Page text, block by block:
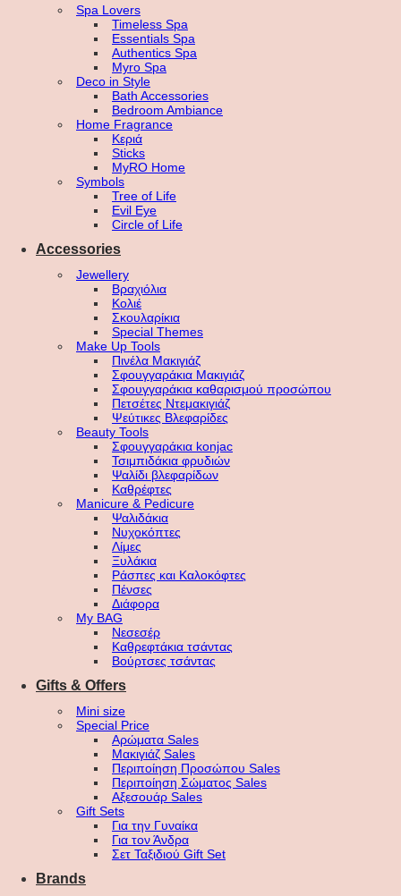
Spa Lovers
Timeless Spa
Essentials Spa
Authentics Spa
Myro Spa
Deco in Style
Bath Accessories
Bedroom Ambiance
Home Fragrance
Κεριά
Sticks
MyRO Home
Symbols
Tree of Life
Evil Eye
Circle of Life
Accessories
Jewellery
Βραχιόλια
Κολιέ
Σκουλαρίκια
Special Themes
Make Up Tools
Πινέλα Μακιγιάζ
Σφουγγαράκια Μακιγιάζ
Σφουγγαράκια καθαρισμού προσώπου
Πετσέτες Ντεμακιγιάζ
Ψεύτικες Βλεφαρίδες
Beauty Tools
Σφουγγαράκια konjac
Τσιμπιδάκια φρυδιών
Ψαλίδι βλεφαρίδων
Καθρέφτες
Manicure & Pedicure
Ψαλιδάκια
Νυχοκόπτες
Λίμες
Ξυλάκια
Ράσπες και Καλοκόφτες
Πένσες
Διάφορα
My BAG
Νεσεσέρ
Καθρεφτάκια τσάντας
Βούρτσες τσάντας
Gifts & Offers
Mini size
Special Price
Αρώματα Sales
Μακιγιάζ Sales
Περιποίηση Προσώπου Sales
Περιποίηση Σώματος Sales
Αξεσουάρ Sales
Gift Sets
Για την Γυναίκα
Για τον Άνδρα
Σετ Ταξιδιού Gift Set
Brands